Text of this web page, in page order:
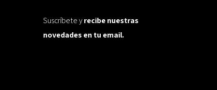
Suscríbete yrecibe nuestras
novedades en tu email.